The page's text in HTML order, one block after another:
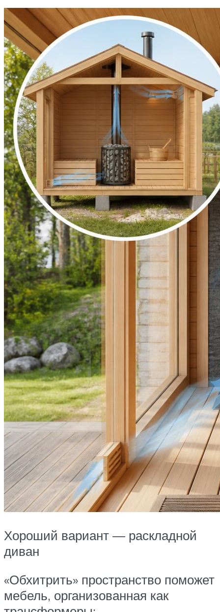
Хороший вариант — раскладной
диван
«Обхитрить» пространство поможет
мебель, организованная как